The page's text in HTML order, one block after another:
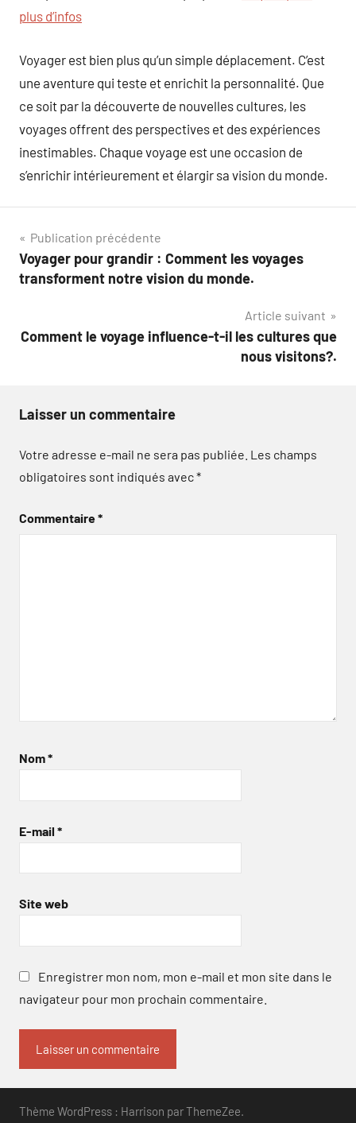
plus d’infos
Voyager est bien plus qu’un simple déplacement. C’est
une aventure qui teste et enrichit la personnalité. Que
ce soit par la découverte de nouvelles cultures, les
voyages offrent des perspectives et des expériences
inestimables. Chaque voyage est une occasion de
s’enrichir intérieurement et élargir sa vision du monde.
Navigation
de
Publication précédente
Voyager pour grandir : Comment les voyages
transforment notre vision du monde.
Article suivant
Comment le voyage influence-t-il les cultures que
nous visitons?.
Laisser un commentaire
Votre adresse e-mail ne sera pas publiée. Les champs
obligatoires sont indiqués avec*
Commentaire*
Nom*
E-mail *
Site web
Enregistrer mon nom, mon e-mail et mon site dans le
navigateur pour mon prochain commentaire.
Thème WordPress : Harrison par ThemeZee.